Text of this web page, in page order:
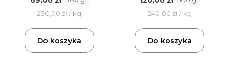
230,00 zł / kg
Do koszyka
240,00 zł / kg
Do koszyka